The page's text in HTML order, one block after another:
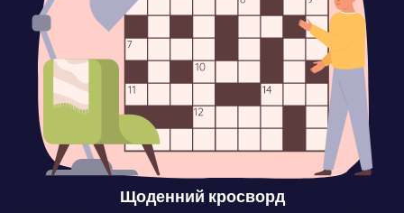
Щоденний кросворд